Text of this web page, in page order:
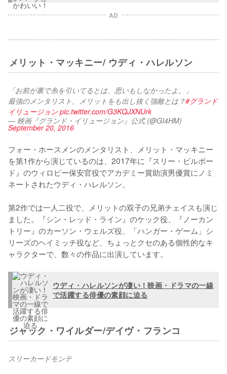
AD
メリット・マッキニー/ ウディ・ハレルソン
「お前が裏で糸を引いてるとは、思いもしなかったよ。」
最強のメンタリスト、メリットをも出し抜く強敵とは？#グランド
イリュージョン pic.twitter.com/G3KQJXNUrk
— 映画『グランド・イリュージョン』公式 (@GI4HM)
September 20, 2016
フォー・ホースメンのメンタリスト、メリット・マッキニー
を第1作から演じているのは、2017年に『スリー・ビルボー
ド』のウィロビー保安官役でアカデミー賞助演男優賞にノミ
ネートされたウディ・ハレルソン。
第2作では一人二役で、メリットの双子の兄弟チェイスも演じ
ました。『シン・レッド・ライン』のケック役、『ノーカン
トリー』のカーソン・ウェルズ役、「ハンガー・ゲーム」シ
リーズのヘイミッチ役など、ちょっとクセのある個性的なキ
ャラクターで、数々の作品に出演しています。
ウディ・ハレルソンが凄い！映画・ドラマの一線
で活躍する俳優の素顔に迫る
ジャック・ワイルダー/デイヴ・フランコ
スリーカードモンテ